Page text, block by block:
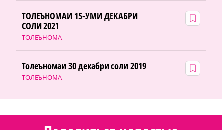
ТОЛЕЪНОМА
ТОЛЕЪНОМАИ 15-УМИ ДЕКАБРИ
СОЛИ 2021
ТОЛЕЪНОМА
Толеъномаи 30 декабри соли 2019